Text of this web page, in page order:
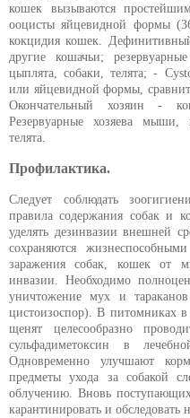
кошек вызываются
ооцисты яйцевидной формы
кокцидия кошек.
другие кошачьи;
цыплята, собаки, телята; -
или яйцевидной формы,
Окончательный хозяин -
Резервуарные хозяева мыши,
телята.
Профилактика.
Следует соблюдать
правила содержания собак и
уделять дезинвазии внешней
сохраняются
заражения собак, кошек от
инвазии. Необходимо
уничтожение мух и
цистоизоспор). В питомниках
щенят целесообразно
сульфадиметоксин в
Одновременно улучшают
предметы ухода за собакой
облучению. Вновь
карантинировать и обследовать